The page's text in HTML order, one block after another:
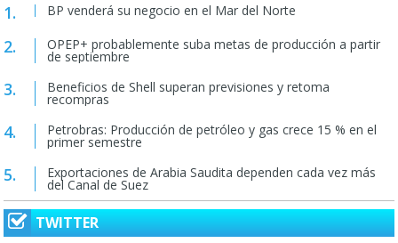
BP venderá su negocio en el Mar del Norte
OPEP+ probablemente suba metas de producción a partir
de septiembre
Beneficios de Shell superan previsiones y retoma
recompras
Petrobras: Producción de petróleo y gas crece 15 % en el
primer semestre
Exportaciones de Arabia Saudita dependen cada vez más
del Canal de Suez
TWITTER